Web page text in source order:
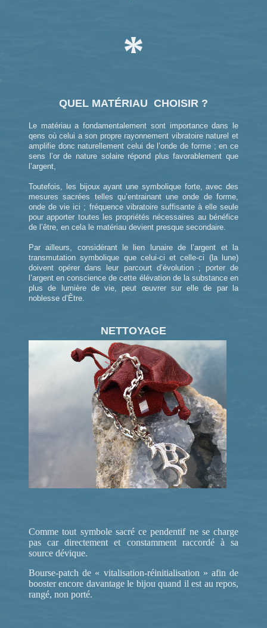
*
QUEL MATÉRIAU CHOISIR ?
Le matériau a fondamentalement sont importance dans le
qens où celui a son propre rayonnement vibratoire naturel et
amplifie donc naturellement celui de l’onde de forme ; en ce
sens l’or de nature solaire répond plus favorablement que
l’argent,
Toutefois, les bijoux ayant une symbolique forte, avec des
mesures sacrées telles qu’entrainant une onde de forme,
onde de vie ici ; fréquence vibratoire suffisante à elle seule
pour apporter toutes les propriétés nécessaires au bénéfice
de l’être, en cela le matériau devient presque secondaire.
Par ailleurs, considérant le lien lunaire de l’argent et la
transmutation symbolique que celui-ci et celle-ci (la lune)
doivent opérer dans leur parcourt d’évolution ; porter de
l’argent en conscience de cette élévation de la substance en
plus de lumière de vie, peut œuvrer sur elle de par la
noblesse d’Être.
NETTOYAGE
Comme tout symbole sacré ce pendentif ne se charge
pas car directement et constamment raccordé à sa
source dévique.
Bourse-patch de « vitalisation-réinitialisation » afin de
booster encore davantage le bijou quand il est au repos,
rangé, non porté.